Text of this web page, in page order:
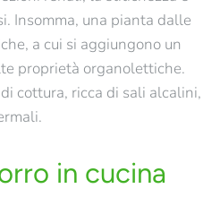
Insomma, una pianta dalle
a cui si aggiungono un
proprietà organolettiche.
cottura, ricca di sali alcalini,
in cucina